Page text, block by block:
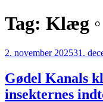
Tag: Klæg ◦
Udgivet
2. november 202531.
Gødel Kanals
insekternes